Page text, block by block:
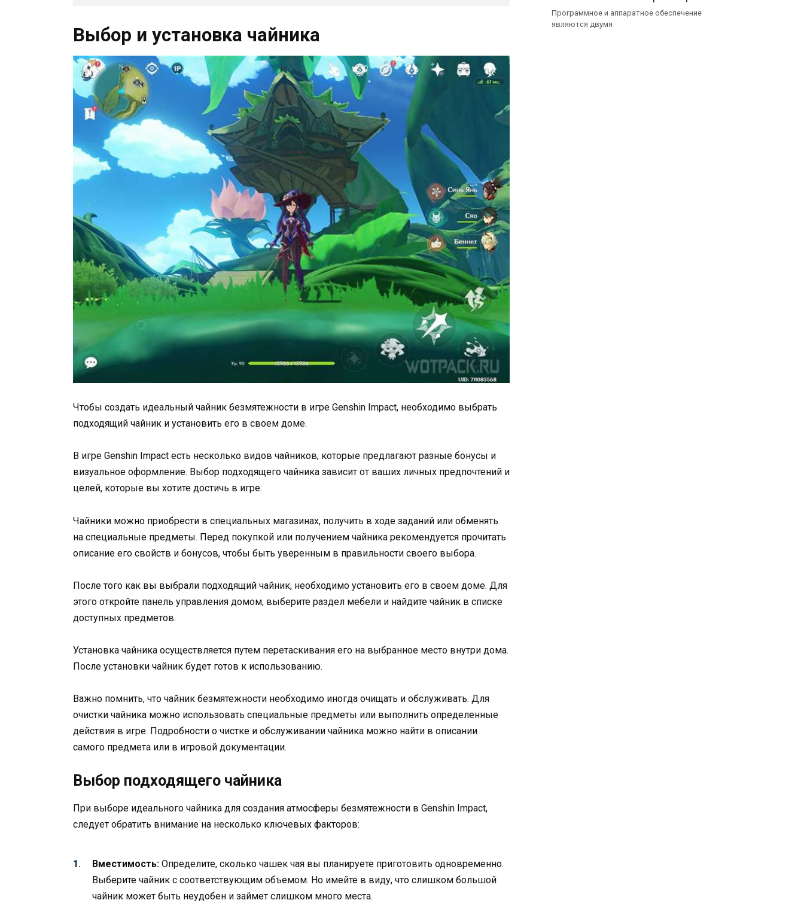
Выбор и установка чайника
Чтобы создать идеальный чайник безмятежности в игре Genshin Impact, необходимо выбрать
подходящий чайник и установить его в своем доме.
В игре Genshin Impact есть несколько видов чайников, которые предлагают разные бонусы и
визуальное оформление. Выбор подходящего чайника зависит от ваших личных предпочтений и
целей, которые вы хотите достичь в игре.
Чайники можно приобрести в специальных магазинах, получить в ходе заданий или обменять
на специальные предметы. Перед покупкой или получением чайника рекомендуется прочитать
описание его свойств и бонусов, чтобы быть уверенным в правильности своего выбора.
После того как вы выбрали подходящий чайник, необходимо установить его в своем доме. Для
этого откройте панель управления домом, выберите раздел мебели и найдите чайник в списке
доступных предметов.
Установка чайника осуществляется путем перетаскивания его на выбранное место внутри дома.
После установки чайник будет готов к использованию.
Важно помнить, что чайник безмятежности необходимо иногда очищать и обслуживать. Для
очистки чайника можно использовать специальные предметы или выполнить определенные
действия в игре. Подробности о чистке и обслуживании чайника можно найти в описании
самого предмета или в игровой документации.
Выбор подходящего чайника
При выборе идеального чайника для создания атмосферы безмятежности в Genshin Impact,
следует обратить внимание на несколько ключевых факторов:
Вместимость: Определите, сколько чашек чая вы планируете приготовить одновременно.
Выберите чайник с соответствующим объемом. Но имейте в виду, что слишком большой
чайник может быть неудобен и займет слишком много места.
Программное и аппаратное обеспечение
являются двумя